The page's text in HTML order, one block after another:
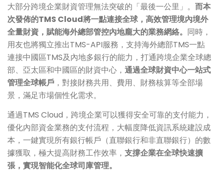
大部分跨境企業財資管理無法突破的「最後一公里」。 而本
次發佈的TMS Cloud將一點連接全球，高效管理境內境外
全量財資，賦能海外總部管控內地龐大的業務網絡。 同時，
用友也將獨立推出TMS-API服務，支持海外總部TMS一點
連接中國區TMS及內地多銀行的能力，打通跨境企業全球總
部、亞太區和中國區的財資中心， 通過全球財資中心一站式
管理全球帳戶 ，對接財務共用、費用、財務核算等全部場
景，滿足市場個性化需求。
通過TMS Cloud，跨境企業可以獲得安全可靠的支付能力，
優化內部資金業務的支付流程，大幅度降低資訊系統建設成
本，一鍵實現所有銀行帳戶（直聯銀行和非直聯銀行）的數
據獲取，極大提高財務工作效率， 支撐企業在全球快速擴
張，實現智能化全球司庫管理。